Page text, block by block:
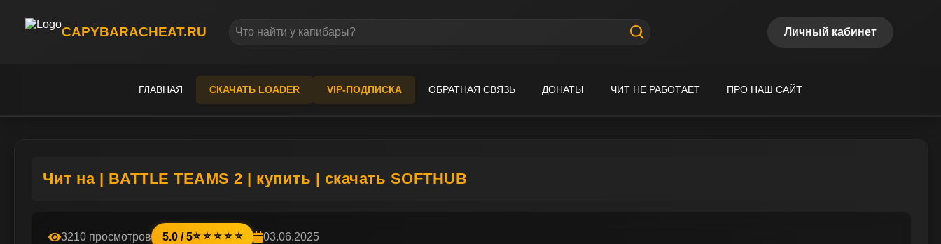
CAPYBARACHEAT.RU Личный кабинет
ГЛАВНАЯ СКАЧАТЬ LOADER VIP-ПОДПИСКА ОБРАТНАЯ СВЯЗЬ ДОНАТЫ ЧИТ НЕ РАБОТАЕТ ПРО НАШ САЙТ
Чит на | BATTLE TEAMS 2 | купить | скачать SOFTHUB
3210 просмотров 5.0 / 5⭐ ⭐ ⭐ ⭐ ⭐ 03.06.2025